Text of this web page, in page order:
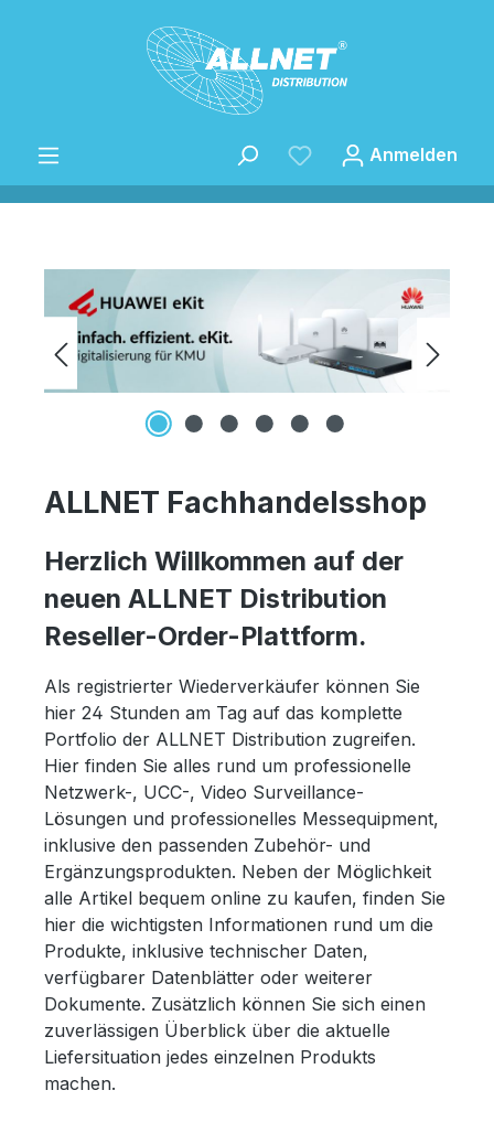
Zum Hauptinhalt springen
Speichern
Anmelden
Bildergalerie überspringen
ALLNET Fachhandelsshop
Herzlich Willkommen auf der
neuen ALLNET Distribution
Reseller-Order-Plattform.
Als registrierter Wiederverkäufer können Sie
hier 24 Stunden am Tag auf das komplette
Portfolio der ALLNET Distribution zugreifen.
Hier finden Sie alles rund um professionelle
Netzwerk-, UCC-, Video Surveillance-
Lösungen und professionelles Messequipment,
inklusive den passenden Zubehör- und
Ergänzungsprodukten. Neben der Möglichkeit
alle Artikel bequem online zu kaufen, finden Sie
hier die wichtigsten Informationen rund um die
Produkte, inklusive technischer Daten,
verfügbarer Datenblätter oder weiterer
Dokumente. Zusätzlich können Sie sich einen
zuverlässigen Überblick über die aktuelle
Liefersituation jedes einzelnen Produkts
machen.